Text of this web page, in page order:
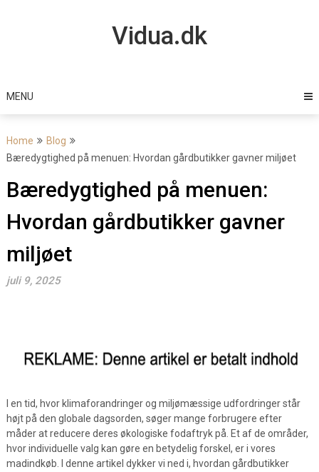
Vidua.dk
MENU
Home
Blog
Bæredygtighed på menuen: Hvordan gårdbutikker gavner miljøet
Bæredygtighed på menuen:
Hvordan gårdbutikker gavner
miljøet
juli 9, 2025
I en tid, hvor klimaforandringer og miljømæssige udfordringer står
højt på den globale dagsorden, søger mange forbrugere efter
måder at reducere deres økologiske fodaftryk på. Et af de områder,
hvor individuelle valg kan gøre en betydelig forskel, er i vores
madindkøb. I denne artikel dykker vi ned i, hvordan gårdbutikker